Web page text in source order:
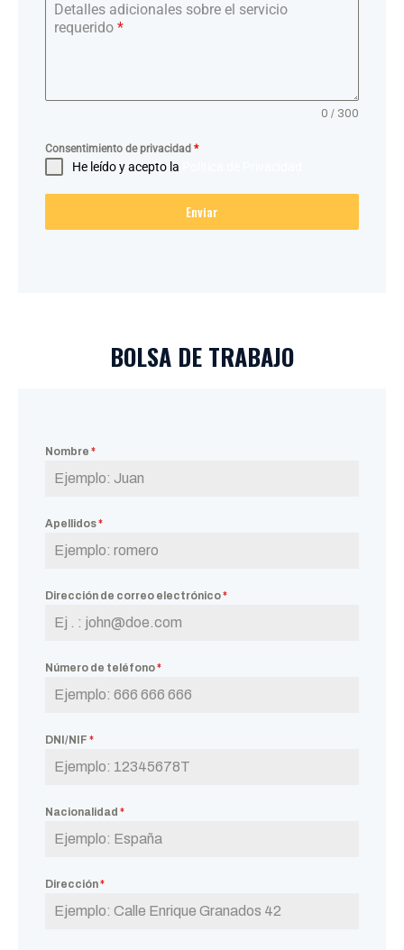
Detalles adicionales sobre el servicio
requerido *
0 / 300
Consentimiento de privacidad *
He leído y acepto la
Enviar
BOLSA DE TRABAJO
Nombre *
Apellidos*
Dirección de correo electrónico*
Número de teléfono*
DNI/NIF *
Nacionalidad *
Dirección*